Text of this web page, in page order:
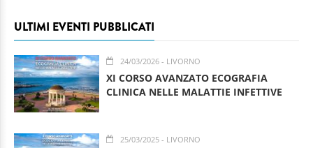
ULTIMI EVENTI PUBBLICATI
24/03/2026 - LIVORNO
XI CORSO AVANZATO ECOGRAFIA
CLINICA NELLE MALATTIE INFETTIVE
25/03/2025 - LIVORNO